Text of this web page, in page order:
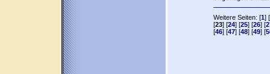
Weitere Seiten: [1] [
[23] [24] [25] [26] [
[46] [47] [48] [49] [